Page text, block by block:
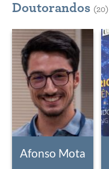
Doutorandos (20)
Afonso Mota